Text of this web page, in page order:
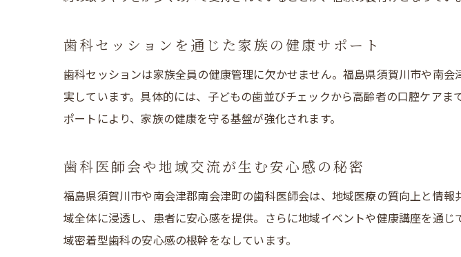
歯科セッションを通じた家族の健康サポート
歯科セッションは家族全員の健康管理に欠かせません。福島県須賀川市や南
実しています。具体的には、子どもの歯並びチェックから高齢者の口腔ケア
ポートにより、家族の健康を守る基盤が強化されます。
歯科医師会や地域交流が生む安心感の秘密
福島県須賀川市や南会津郡南会津町の歯科医師会は、地域医療の質向上と情
域全体に浸透し、患者に安心感を提供。さらに地域イベントや健康講座を通
域密着型歯科の安心感の根幹をなしています。